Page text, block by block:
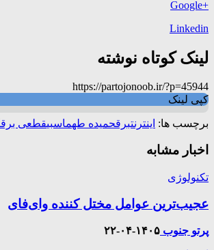
+Google
Linkedin
لینک کوتاه نوشته
https://partojonoob.ir/?p=45944
کپی لینک
برچسب ها: اینترنتبرقحمیده طهماسبیقطعی برق
اخبار مشابه
تکنولوژی
عجیب‌ترین عوامل مختل کننده وای‌فای
پرتو جنوب ۱۴۰۵-۰۴-۲۲